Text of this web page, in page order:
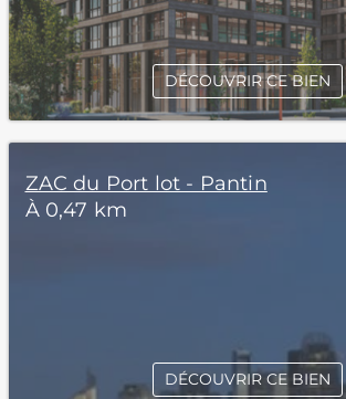
DÉCOUVRIR CE BIEN
ZAC du Port lot - Pantin
À 0,47 km
DÉCOUVRIR CE BIEN